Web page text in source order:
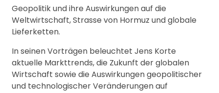
Geopolitik und ihre Auswirkungen auf die
Weltwirtschaft, Strasse von Hormuz und globale
Lieferketten.
In seinen Vorträgen beleuchtet Jens Korte
aktuelle Markttrends, die Zukunft der globalen
Wirtschaft sowie die Auswirkungen geopolitischer
und technologischer Veränderungen auf